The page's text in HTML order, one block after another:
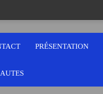
PRÉSENTATION